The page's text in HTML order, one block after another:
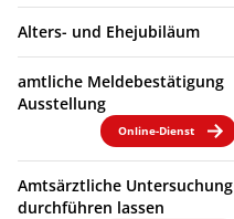
Alters- und Ehejubiläum
amtliche Meldebestätigung
Ausstellung
Online-Dienst
Amtsärztliche Untersuchung
durchführen lassen